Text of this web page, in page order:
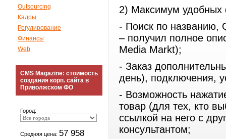
Outsourcing
Кадры
Регулирование
Финансы
Web
CMS Magazine: стоимость
создания корп. сайта в
Приволжском ФО
Город:
Средняя цена: 57 958
2) Максимум удобных
- Поиск по названию,
– получил полное
Media Markt);
- Заказ
день), подключения,
- Возможность
товар (для тех, кто
ссылкой на него с
консультантом;